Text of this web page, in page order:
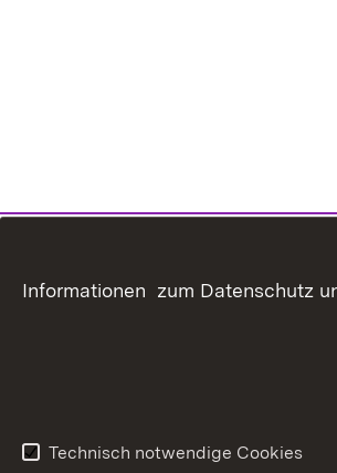
Informationen zum Datenschutz
Technisch notwendige Cookies